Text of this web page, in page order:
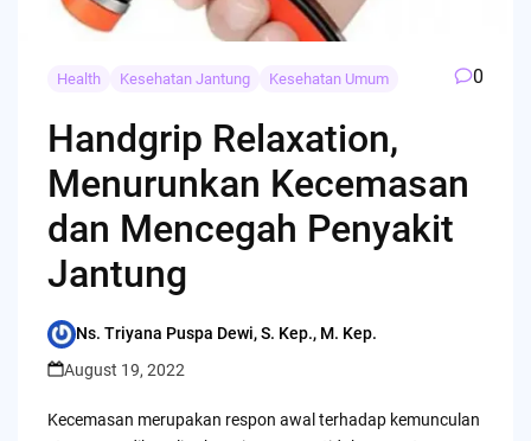
Health Kesehatan Jantung Kesehatan Umum 0
Handgrip Relaxation,
Menurunkan Kecemasan
dan Mencegah Penyakit
Jantung
Posted
by
Ns. Triyana Puspa Dewi, S. Kep., M. Kep.
August 19, 2022
Kecemasan merupakan respon awal terhadap kemunculan